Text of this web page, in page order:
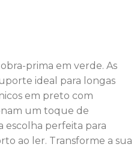
prima em verde. As
ideal para longas
em preto com
um toque de
escolha perfeita para
ao ler. Transforme a sua